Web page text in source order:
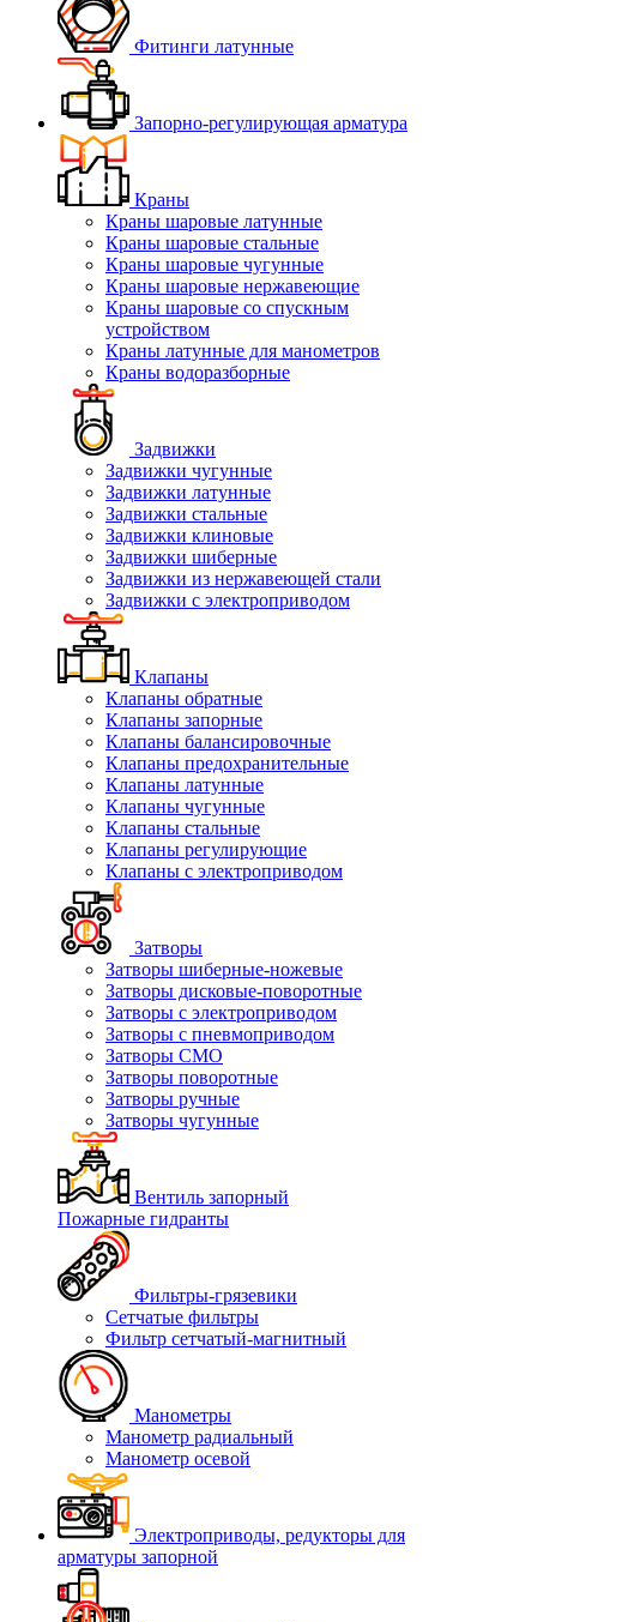
Фитинги латунные
Запорно-регулирующая арматура
Краны
Краны шаровые латунные
Краны шаровые стальные
Краны шаровые чугунные
Краны шаровые нержавеющие
Краны шаровые со спускным
устройством
Краны латунные для манометров
Краны водоразборные
Задвижки
Задвижки чугунные
Задвижки латунные
Задвижки стальные
Задвижки клиновые
Задвижки шиберные
Задвижки из нержавеющей стали
Задвижки с электроприводом
Клапаны
Клапаны обратные
Клапаны запорные
Клапаны балансировочные
Клапаны предохранительные
Клапаны латунные
Клапаны чугунные
Клапаны стальные
Клапаны регулирующие
Клапаны с электроприводом
Затворы
Затворы шиберные-ножевые
Затворы дисковые-поворотные
Затворы с электроприводом
Затворы с пневмоприводом
Затворы СМО
Затворы поворотные
Затворы ручные
Затворы чугунные
Вентиль запорный
Пожарные гидранты
Фильтры-грязевики
Сетчатые фильтры
Фильтр сетчатый-магнитный
Манометры
Манометр радиальный
Манометр осевой
Электроприводы, редукторы для
арматуры запорной